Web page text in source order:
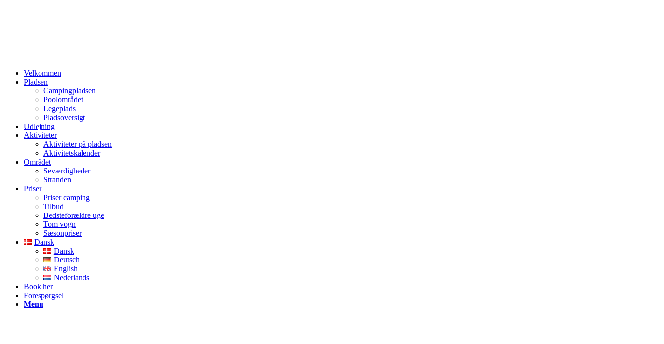
Velkommen
Pladsen
Campingpladsen
Poolområdet
Legeplads
Pladsoversigt
Udlejning
Aktiviteter
Aktiviteter på pladsen
Aktivitetskalender
Området
Seværdigheder
Stranden
Priser
Priser camping
Tilbud
Bedsteforældre uge
Tom vogn
Sæsonpriser
Dansk
Dansk
Deutsch
English
Nederlands
Book her
Forespørgsel
Menu